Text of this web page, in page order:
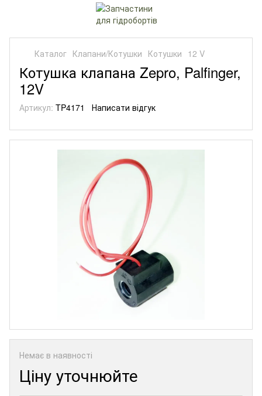
Каталог Клапани/Котушки Котушки 12 V
Котушка клапана Zepro, Palfinger,
12V
Артикул: TP4171 Написати відгук
Немає в наявності
Ціну уточнюйте